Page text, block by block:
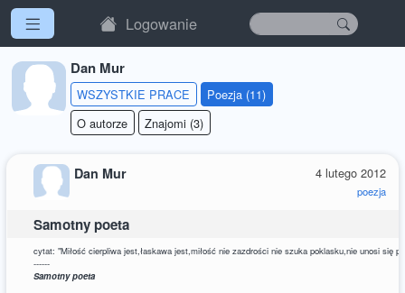
Logowanie
Dan Mur
WSZYSTKIE PRACE
Poezja (11)
O autorze
Znajomi (3)
4 lutego 2012
poezja
Dan Mur
Samotny poeta
cytat: "Miłość cierpliwa jest,łaskawa jest,miłość nie zazdrości nie szuka poklasku,nie unosi się
------
Samotny poeta